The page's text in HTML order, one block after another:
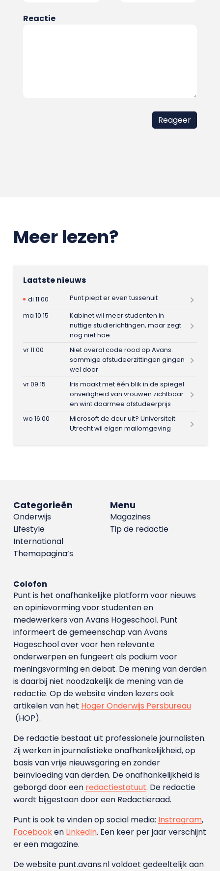
Reactie
Meer lezen?
Laatste nieuws
di 11:00
Punt piept er even tussenuit
ma 10:15
Kabinet wil meer studenten in
nuttige studierichtingen, maar zegt
nog niet hoe
vr 11:00
Niet overal code rood op Avans:
sommige afstudeerzittingen gingen
wel door
vr 09:15
Iris maakt met één blik in de spiegel
onveiligheid van vrouwen zichtbaar
en wint daarmee afstudeerprijs
wo 16:00
Microsoft de deur uit? Universiteit
Utrecht wil eigen mailomgeving
Menu
Magazines
Tip de redactie
Categorieën
Onderwijs
Lifestyle
International
Themapagina’s
Colofon
Punt is het onafhankelijke platform voor nieuws
en opinievorming voor studenten en
medewerkers van Avans Hoge­school. Punt
informeert de gemeenschap van Avans
Hogeschool over voor hen relevante
onderwerpen en fungeert als podium voor
meningsvorming en debat. De mening van derden
is daarbij niet noodzakelijk de mening van de
redactie. Op de website vinden lezers ook
artikelen van het Hoger Onderwijs Persbureau
(HOP).
De redactie bestaat uit professionele journalisten.
Zij werken in journalistieke onafhankelijkheid, op
basis van vrije nieuwsgaring en zonder
beïnvloeding van derden. De onafhankelijkheid is
geborgd door een redactiestatuut. De redactie
wordt bijgestaan door een Redactieraad.
Punt is ook te vinden op social media: Instragram,
Facebooken LinkedIn. Een keer per jaar verschijnt
er een magazine.
De website punt.avans.nl voldoet gedeeltelijk aan